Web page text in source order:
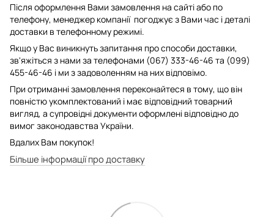
Після оформлення Вами замовлення на сайті або по
телефону, менеджер компанії погоджує з Вами час і деталі
доставки в телефонному режимі.
Якщо у Вас виникнуть запитання про способи доставки,
зв'яжіться з нами за телефонами (067) 333-46-46 та (099)
455-46-46 і ми з задоволенням на них відповімо.
При отриманні замовлення переконайтеся в тому, що він
повністю укомплектований і має відповідний товарний
вигляд, а супровідні документи оформлені відповідно до
вимог законодавства України.
Вдалих Вам покупок!
Більше інформації про доставку